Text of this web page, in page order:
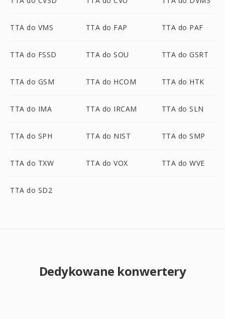
TTA do VMS TTA do FAP TTA do PAF
TTA do FSSD TTA do SOU TTA do GSRT
TTA do GSM TTA do HCOM TTA do HTK
TTA do IMA TTA do IRCAM TTA do SLN
TTA do SPH TTA do NIST TTA do SMP
TTA do TXW TTA do VOX TTA do WVE
TTA do SD2
Dedykowane konwertery